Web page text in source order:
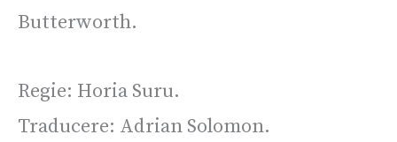
Butterworth.
Regie: Horia Suru.
Traducere: Adrian Solomon.